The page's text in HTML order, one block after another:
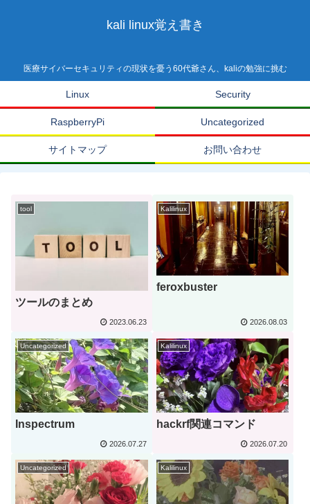
kali linux覚え書き
医療サイバーセキュリティの現状を憂う60代爺さん、kaliの勉強に挑む
Linux Security
RaspberryPi Uncategorized
サイトマップ お問い合わせ
tool
ツールのまとめ
2023.06.23
Kalilinux
feroxbuster
2026.08.03
Uncategorized
Inspectrum
2026.07.27
Kalilinux
hackrf関連コマンド
2026.07.20
Uncategorized Kalilinux